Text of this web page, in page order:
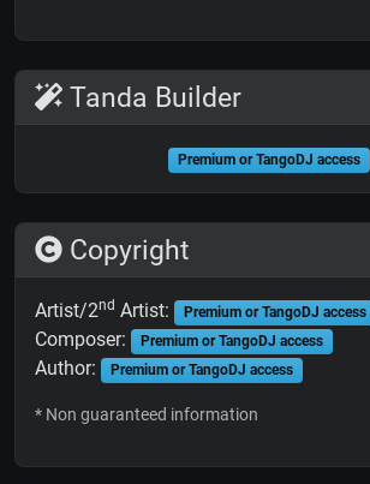
Tanda Builder
Premium or TangoDJ access
Copyright
Artist/2nd Artist: Premium or TangoDJ access
Composer: Premium or TangoDJ access
Author: Premium or TangoDJ access
* Non guaranteed information